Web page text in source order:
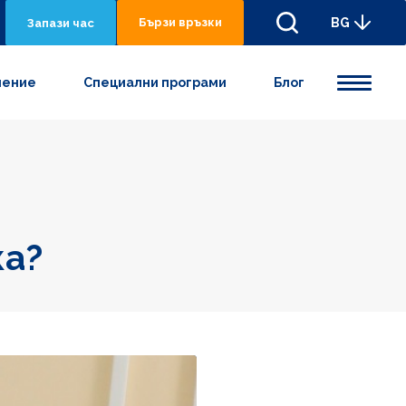
Запази час Бързи връзки BG
Специални програми Блог